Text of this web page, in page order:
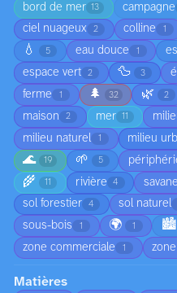
bord de mer 13 campagne
ciel nuageux 2 colline 1
💧 5 eau douce 1
espace vert 2 🦆 3
ferme 1 🌲 32 🌿 2
maison 2 mer 11
milieu naturel 1 milieu
🌊 19 🌱 5
🌾 11 rivière 4 savane
sol forestier 4 sol naturel
sous-bois 1 🌍 1 🏙️
zone commerciale 1
Matières